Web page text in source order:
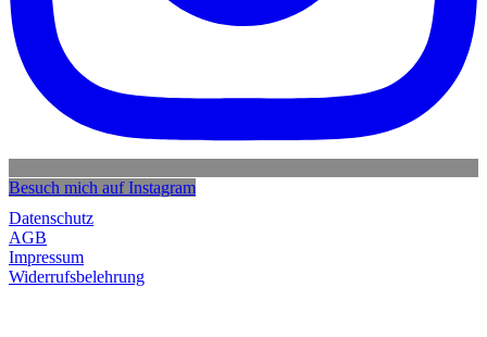
Besuch mich auf Instagram
Datenschutz
AGB
Impressum
Widerrufsbelehrung